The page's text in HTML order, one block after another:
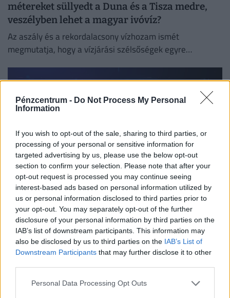
Pénzcentrum - Do Not Process My Personal
Information
If you wish to opt-out of the sale, sharing to third parties, or
processing of your personal or sensitive information for
targeted advertising by us, please use the below opt-out
section to confirm your selection. Please note that after your
opt-out request is processed you may continue seeing
interest-based ads based on personal information utilized by
us or personal information disclosed to third parties prior to
your opt-out. You may separately opt-out of the further
disclosure of your personal information by third parties on the
IAB’s list of downstream participants. This information may
also be disclosed by us to third parties on the IAB’s List of
Downstream Participants that may further disclose it to other
Personal Data Processing Opt Outs
métereket süllyedt a Duna és a Tisza medre,
veszélyben lehet a magyar ivóvíz?
Az aszály és a rekordalacsony vízhozam ismét
megmutatja, hogy a vízjárási szélsőségek egyre
Kész, ennyi volt: brutális áremelés éri el a
telefonokat és laptopokat, mélyen a zsebünkbe
kell nyúlnunk
A mesterséges intelligencia robbanásszerű terjedése már
nemcsak a technológiai vállalatokat érinti, hanem a
hétköznapi fogyasztók pénztárcáját is.